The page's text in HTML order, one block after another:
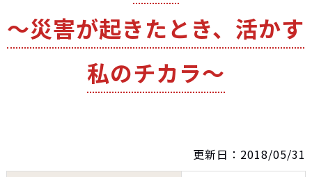
～災害が起きたとき、活かす
私のチカラ～
更新日：2018/05/31